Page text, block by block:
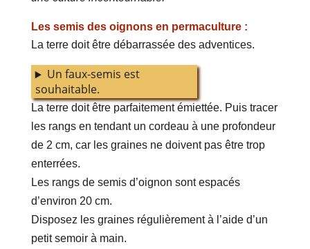
Les semis des oignons en permaculture :
La terre doit être débarrassée des adventices.
Un faux-semis est
souhaitable.
La terre doit être parfaitement émiettée. Puis tracer
les rangs en tendant un cordeau à une profondeur
de 2 cm, car les graines ne doivent pas être trop
enterrées.
Les rangs de semis d’oignon sont espacés
d’environ 20 cm.
Disposez les graines régulièrement à l’aide d’un
petit semoir à main.